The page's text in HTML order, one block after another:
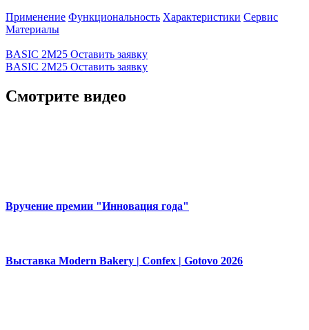
Применение Функциональность Характеристики Сервис
Материалы
BASIC 2М25 Оставить заявку
BASIC 2М25 Оставить заявку
Смотрите видео
Вручение премии "Инновация года"
Выставка Modern Bakery | Confex | Gotovo 2026